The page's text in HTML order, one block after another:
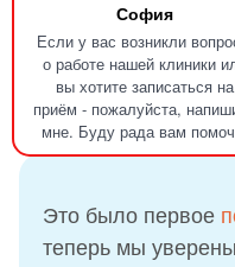
София
Если у вас возникли
о работе нашей клиники
вы хотите записаться на
приём - пожалуйста,
мне. Буду рада вам
Отзыв
02.10.2021
Это было первое
теперь мы